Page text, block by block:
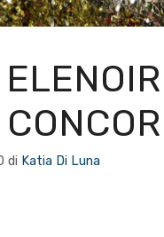
di Katia Di Luna